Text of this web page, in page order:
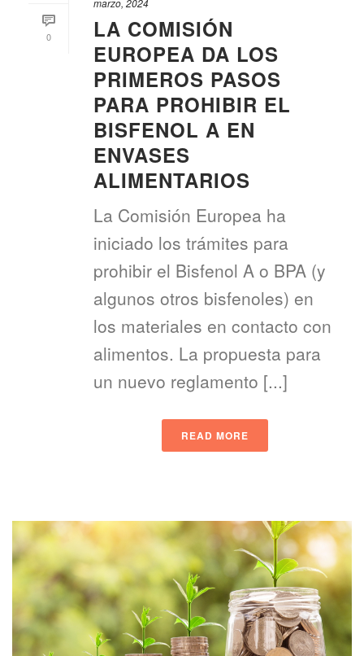
0
marzo, 2024
LA COMISIÓN
EUROPEA DA LOS
PRIMEROS PASOS
PARA PROHIBIR EL
BISFENOL A EN
ENVASES
ALIMENTARIOS
La Comisión Europea ha
iniciado los trámites para
prohibir el Bisfenol A o BPA (y
algunos otros bisfenoles) en
los materiales en contacto con
alimentos. La propuesta para
un nuevo reglamento [...]
READ MORE